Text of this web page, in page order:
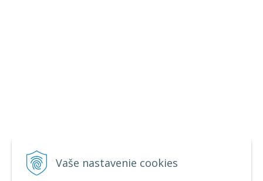
Vaše nastavenie cookies